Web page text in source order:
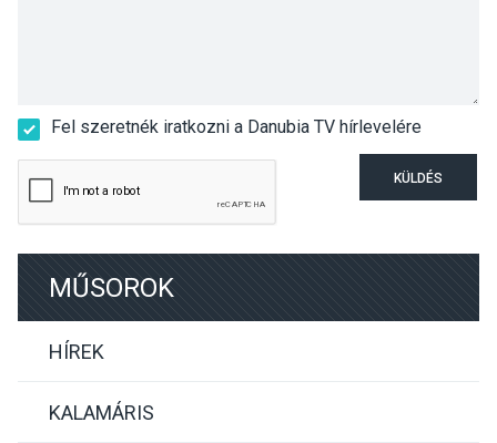
Fel szeretnék iratkozni a Danubia TV hírlevelére
KÜLDÉS
MŰSOROK
HÍREK
KALAMÁRIS